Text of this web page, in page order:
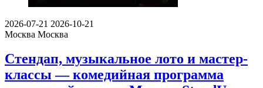
2026-07-21 2026-10-21
Москва Москва
Стендап, музыкальное лото и мастер-
классы — комедийная программа